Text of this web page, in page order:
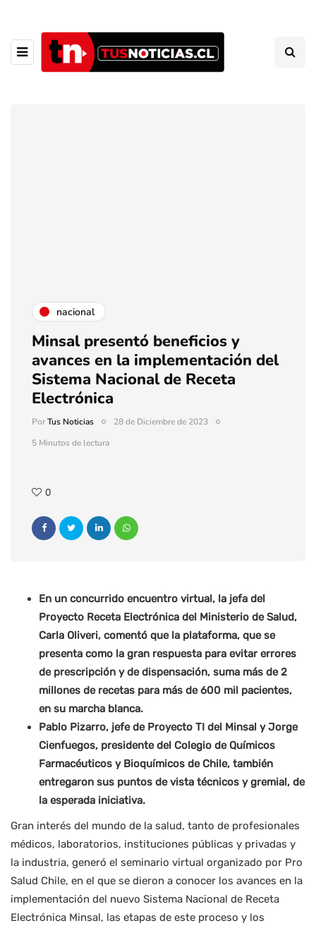
nacional
Minsal presentó beneficios y
avances en la implementación del
Sistema Nacional de Receta
Electrónica
PorTus Noticias
28 de Diciembre de 2023
5 Minutos de lectura
0
En un concurrido encuentro virtual, la jefa del
Proyecto Receta Electrónica del Ministerio de Salud,
Carla Oliveri, comentó que la plataforma, que se
presenta como la gran respuesta para evitar errores
de prescripción y de dispensación, suma más de 2
millones de recetas para más de 600 mil pacientes,
en su marcha blanca.
Pablo Pizarro, jefe de Proyecto TI del Minsal y Jorge
Cienfuegos, presidente del Colegio de Químicos
Farmacéuticos y Bioquímicos de Chile, también
entregaron sus puntos de vista técnicos y gremial, de
la esperada iniciativa.
Gran interés del mundo de la salud, tanto de profesionales
médicos, laboratorios, instituciones públicas y privadas y
la industria, generó el seminario virtual organizado por Pro
Salud Chile, en el que se dieron a conocer los avances en la
implementación del nuevo Sistema Nacional de Receta
Electrónica Minsal, las etapas de este proceso y los